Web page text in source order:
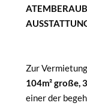
Zur
104m² große,
einer der